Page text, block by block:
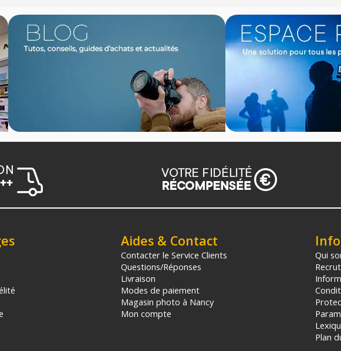
Aides & Contact
Contacter le Service Clients
Questions/Réponses
Livraison
Modes de paiement
Magasin photo à Nancy
Mon compte
Qui
Plan